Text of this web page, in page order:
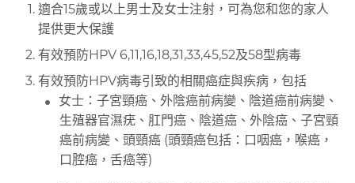
適合15歲或以上男士及女士注射，可為您和您的家人
提供更大保護
有效預防HPV 6,11,16,18,31,33,45,52及58型病毒
有效預防HPV病毒引致的相關癌症與疾病，包括
女士：子宮頸癌、外陰癌前病變、陰道癌前病變、
生殖器官濕疣、肛門癌、陰道癌、外陰癌、子宮頸
癌前病變、頭頸癌 (頭頸癌包括：口咽癌，喉癌，
口腔癌，舌癌等)